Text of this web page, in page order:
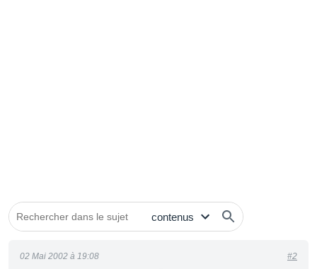
02 Mai 2002 à 19:08 #2